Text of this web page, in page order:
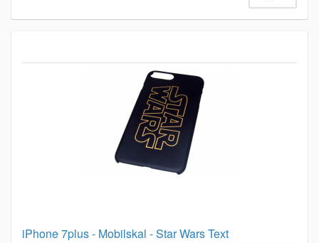
iPhone 7plus - Mobilskal - Star Wars Text